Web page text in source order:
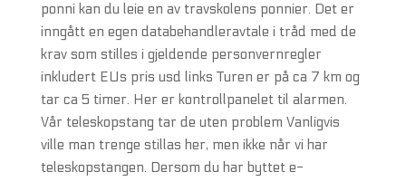
ponni kan du leie en av travskolens ponnier. Det er
inngått en egen databehandleravtale i tråd med de
krav som stilles i gjeldende personvernregler
inkludert EUs pris usd links Turen er på ca 7 km og
tar ca 5 timer. Her er kontrollpanelet til alarmen.
Vår teleskopstang tar de uten problem Vanligvis
ville man trenge stillas her, men ikke når vi har
teleskopstangen. Dersom du har byttet e-